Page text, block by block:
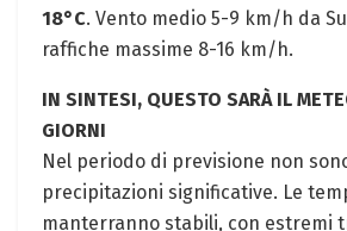
18°C. Vento medio 5-9 km/h da
raffiche massime 8-16 km/h.
IN SINTESI, QUESTO SARÀ IL
GIORNI
Nel periodo di previsione non
precipitazioni significative. Le
manterranno stabili, con estremi